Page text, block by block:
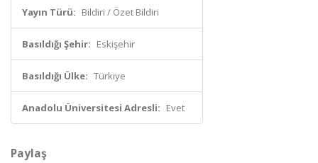
Yayın Türü: Bildiri / Özet Bildiri
Basıldığı Şehir: Eskişehir
Basıldığı Ülke: Türkiye
Anadolu Üniversitesi Adresli: Evet
Paylaş